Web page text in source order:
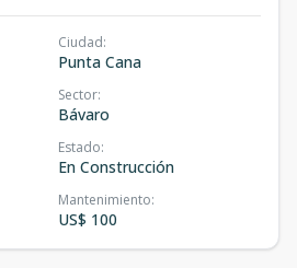
Ciudad:
Punta Cana
Sector:
Bávaro
Estado:
En Construcción
Mantenimiento:
US$ 100